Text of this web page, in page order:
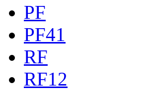
PF
PF41
RF
RF12